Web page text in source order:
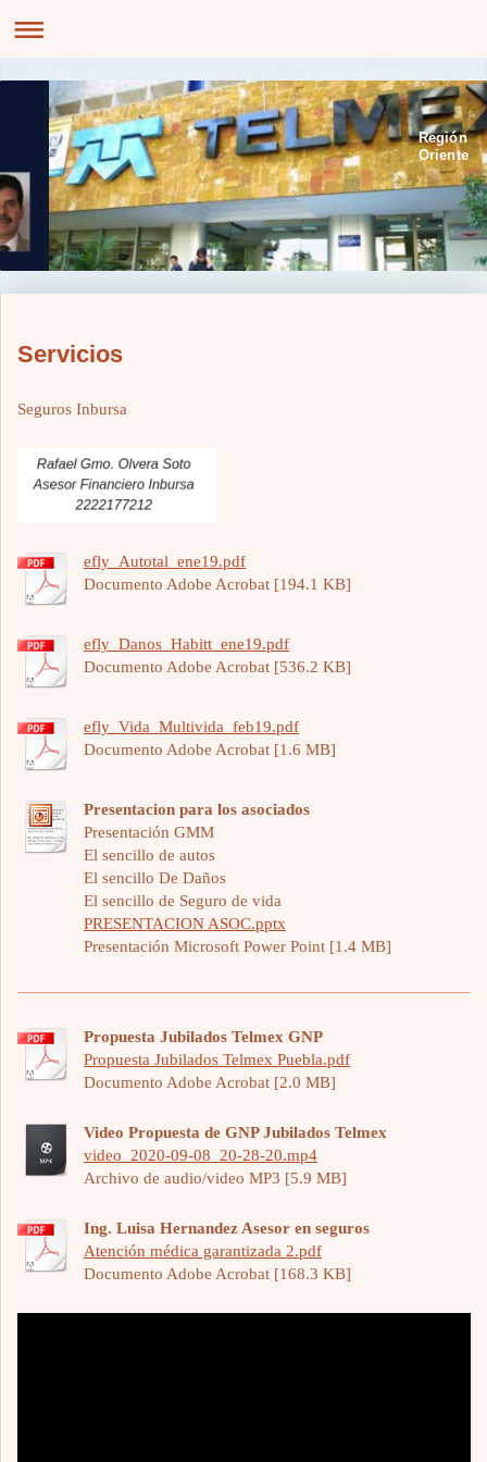
Región
Oriente
Servicios
Seguros Inbursa
efly_Autotal_ene19.pdf
Documento Adobe Acrobat [194.1 KB]
efly_Danos_Habitt_ene19.pdf
Documento Adobe Acrobat [536.2 KB]
efly_Vida_Multivida_feb19.pdf
Documento Adobe Acrobat [1.6 MB]
Presentacion para los asociados
Presentación GMM
El sencillo de autos
El sencillo De Daños
El sencillo de Seguro de vida
PRESENTACION ASOC.pptx
Presentación Microsoft Power Point [1.4 MB]
Propuesta Jubilados Telmex GNP
Propuesta Jubilados Telmex Puebla.pdf
Documento Adobe Acrobat [2.0 MB]
Video Propuesta de GNP Jubilados Telmex
video_2020-09-08_20-28-20.mp4
Archivo de audio/video MP3 [5.9 MB]
Ing. Luisa Hernandez Asesor en seguros
Atención médica garantizada 2.pdf
Documento Adobe Acrobat [168.3 KB]